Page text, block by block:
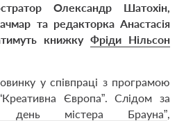
Олександр Шатохін,
та редакторка Анастасія
книжку Фріди Нільсон
у співпраці з програмою
Європа”. Слідом за
день містера Брауна”,